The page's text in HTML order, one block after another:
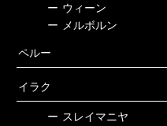
ー ウィーン
ー
メルボルン
ペルー
イラク
ー スレイマニヤ